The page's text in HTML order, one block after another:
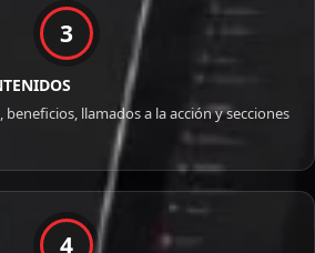
3
llamados a la acción y secciones
4